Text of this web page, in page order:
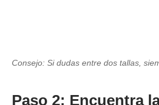
Consejo: Si dudas entre dos tallas,
Paso 2: Encuentra